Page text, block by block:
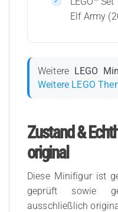
Elf Army
Weitere LEGO
Weitere LEGO
Zustand &
original
Diese Minifigur ist
geprüft sowie
ausschließlich